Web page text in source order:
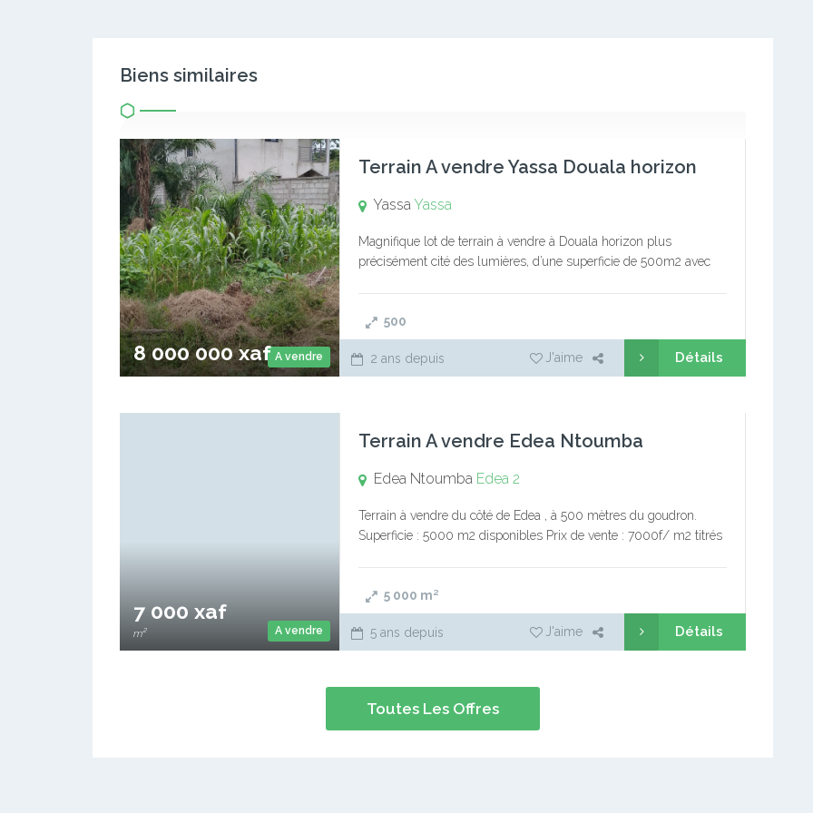
Biens similaires
A vendre
8 000 000 xaf
Terrain A vendre Yassa Douala horizon
Yassa Yassa
Magnifique lot de terrain à vendre à Douala horizon plus
précisément cité des lumières, d’une superficie de 500m2 avec
500
2 ans depuis J'aime Détails
A vendre
7 000 xaf
m²
Terrain A vendre Edea Ntoumba
Edea Ntoumba Edea 2
Terrain à vendre du côté de Edea , à 500 mètres du goudron.
Superficie : 5000 m2 disponibles Prix de vente : 7000f/ m2 titrés
5 000 m²
5 ans depuis J'aime Détails
Toutes Les Offres